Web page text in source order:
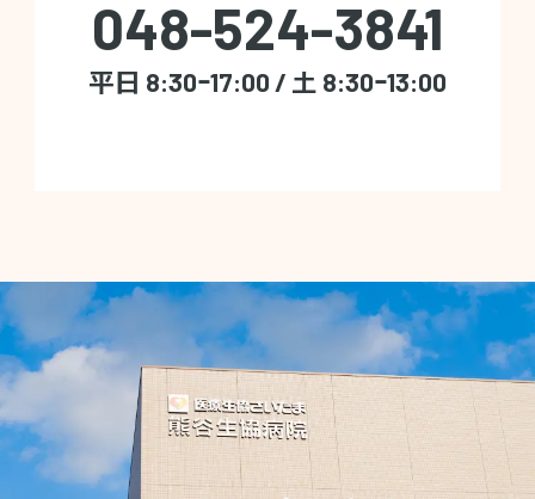
048-524-3841
平日 8:30ｰ17:00 / 土 8:30ｰ13:00